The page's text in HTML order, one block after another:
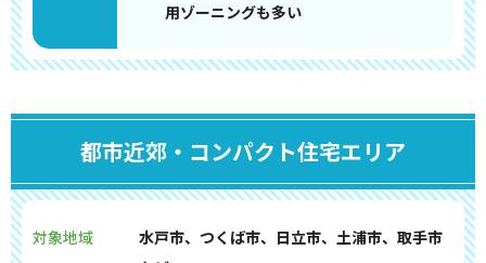
用ゾーニングも多い
都市近郊・コンパクト住宅エリア
対象地域
水戸市、つくば市、日立市、土浦市、取手市